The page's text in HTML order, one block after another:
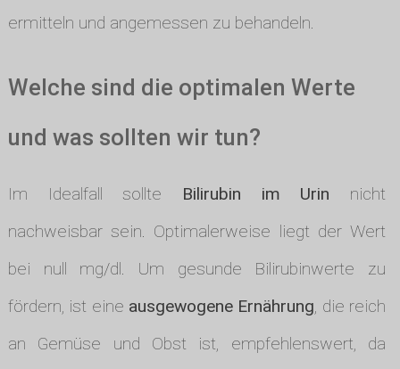
ermitteln und angemessen zu behandeln.
Welche sind die optimalen Werte
und was sollten wir tun?
Im Idealfall sollte Bilirubin im Urin nicht
nachweisbar sein. Optimalerweise liegt der Wert
bei null mg/dl. Um gesunde Bilirubinwerte zu
fördern, ist eine ausgewogene Ernährung, die reich
an Gemüse und Obst ist, empfehlenswert, da